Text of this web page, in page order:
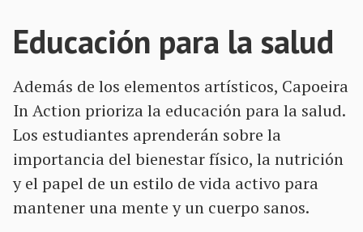
Educación para la salud
Además de los elementos artísticos, Capoeira
In Action prioriza la educación para la salud.
Los estudiantes aprenderán sobre la
importancia del bienestar físico, la nutrición
y el papel de un estilo de vida activo para
mantener una mente y un cuerpo sanos.